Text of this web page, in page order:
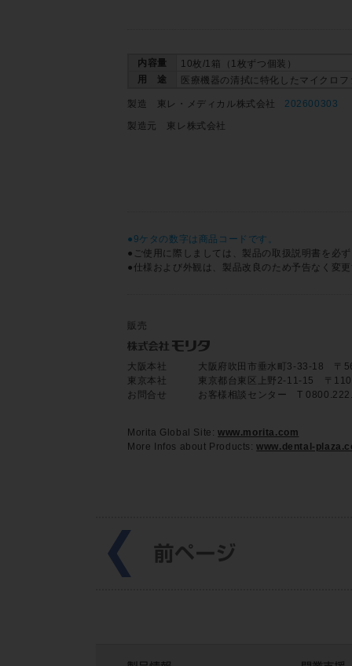
内容量
10枚/1箱（1枚ずつ個装）
用 途
医療機器の清拭に特化したマイクロ
製造 東レ・メディカル株式会社
製造元 東レ株式会社
202600303
●9ケタの数字は商品コードです。
●ご使用に際しましては、製品の取扱説明書を必
●仕様および外観は、製品改良のため予告なく変
販売
大阪本社
大阪府吹田市垂水町3-33-18
東京本社
東京都台東区上野2-11-15 〒
お問合せ
お客様相談センター T
Morita Global Site: www.morita.com
More Infos about Products:www.dental-